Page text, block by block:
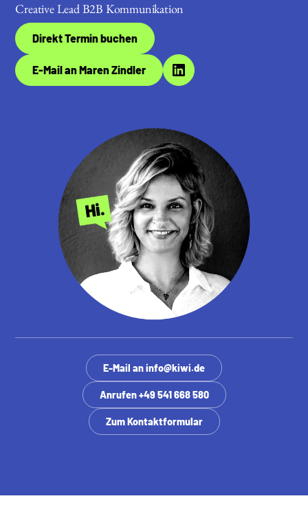
Creative Lead B2B Kommunikation
Direkt Termin buchen
E-Mail an Maren Zindler
E-Mail an info@kiwi.de
Anrufen +49 541 668 580
Zum Kontaktformular